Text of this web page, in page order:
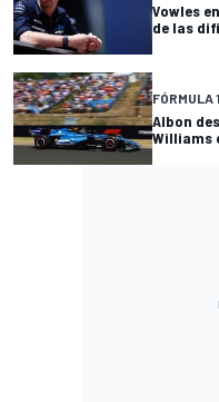
Vowles
de las
FÓRMULA 1
Albon
Williams